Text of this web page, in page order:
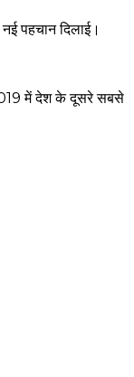
पहचान दिलाई।
में देश के दूसरे सबसे